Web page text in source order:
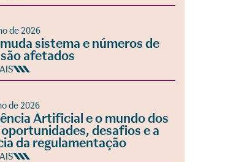
de 2026
sistema e números de
afetados
de 2026
Artificial e o mundo dos
oportunidades, desafios e a
da regulamentação